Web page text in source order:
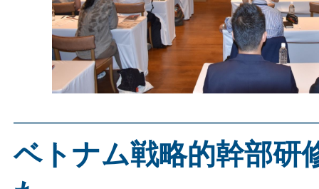
ベトナム戦略的幹部研